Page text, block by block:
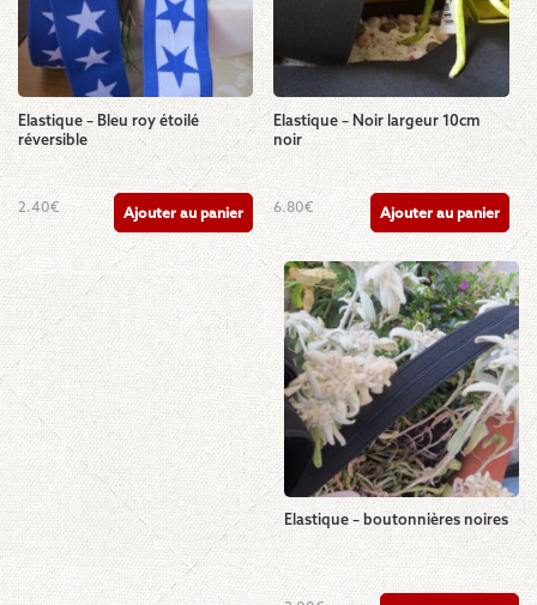
Elastique – Bleu roy étoilé
réversible
2.40€ Ajouter au panier
Elastique – Noir largeur 10cm
noir
6.80€ Ajouter au panier
Elastique – boutonnières noires